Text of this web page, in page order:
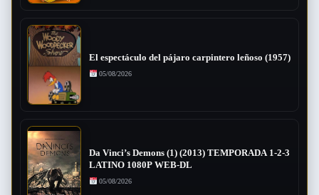
El espectáculo del pájaro carpintero leñoso (1957)
05/08/2026
Da Vinci’s Demons (1) (2013) TEMPORADA 1-2-3
LATINO 1080P WEB-DL
05/08/2026